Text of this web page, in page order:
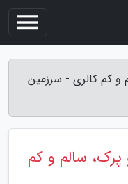
و کم کالری - سرزمین
پرک، سالم و کم